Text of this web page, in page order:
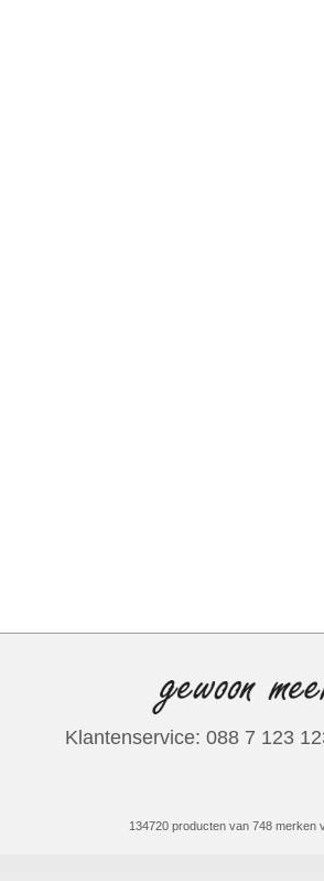
Klantenservice: 088 7 123
134720 producten van 748 merken